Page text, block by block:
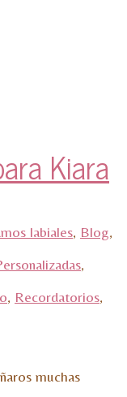
Kiara
labiales, Blog,
,
, Recordatorios,
muchas